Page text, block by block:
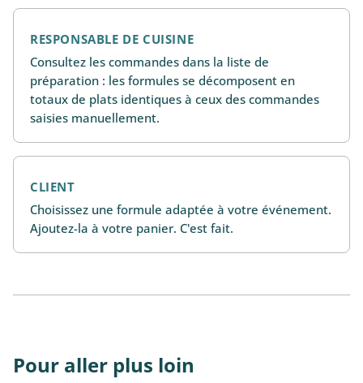
RESPONSABLE DE CUISINE
Consultez les commandes dans la liste de
préparation : les formules se décomposent en
totaux de plats identiques à ceux des commandes
saisies manuellement.
CLIENT
Choisissez une formule adaptée à votre événement.
Ajoutez-la à votre panier. C'est fait.
Pour aller plus loin